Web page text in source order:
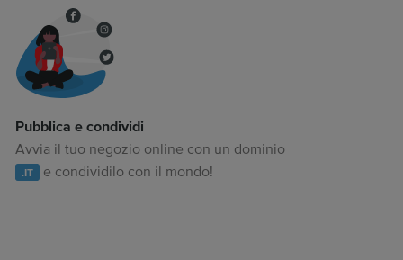
Pubblica e condividi
Avvia il tuo negozio online con un dominio
.IT e condividilo con il mondo!